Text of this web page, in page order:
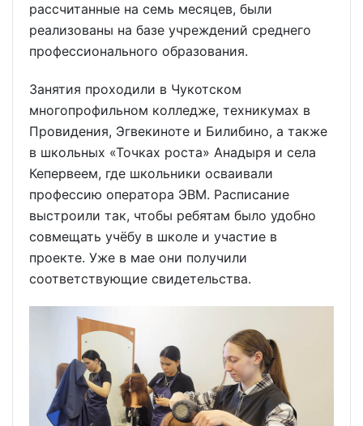
рассчитанные на семь месяцев, были
реализованы на базе учреждений среднего
профессионального образования.
Занятия проходили в Чукотском
многопрофильном колледже, техникумах в
Провидения, Эгвекиноте и Билибино, а также
в школьных «Точках роста» Анадыря и села
Кепервеем, где школьники осваивали
профессию оператора ЭВМ. Расписание
выстроили так, чтобы ребятам было удобно
совмещать учёбу в школе и участие в
проекте. Уже в мае они получили
соответствующие свидетельства.